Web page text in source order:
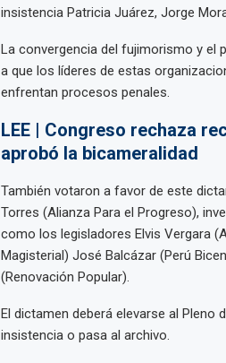
insistencia Patricia Juárez, Jorge
La convergencia del fujimorismo y el
a que los líderes de estas
enfrentan procesos penales.
LEE | Congreso rechaza
aprobó la bicameralidad
También votaron a favor de este
Torres (Alianza Para el Progreso),
como los legisladores Elvis Vergara
Magisterial) José Balcázar (Perú
(Renovación Popular).
El dictamen deberá elevarse al Pleno
insistencia o pasa al archivo.